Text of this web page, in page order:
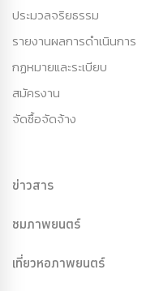
ประมวลจริยธรรม
รายงานผลการดำเนินการ
กฏหมายและระเบียบ
สมัครงาน
จัดซื้อจัดจ้าง
ข่าวสาร
ชมภาพยนตร์
เที่ยวหอภาพยนตร์